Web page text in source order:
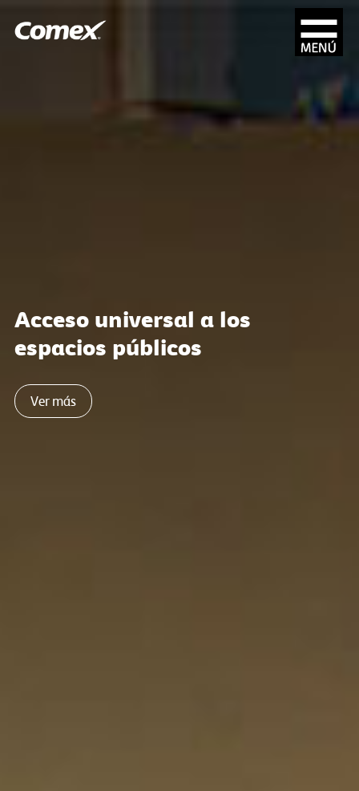
Acceso universal a los
espacios públicos
Ver más